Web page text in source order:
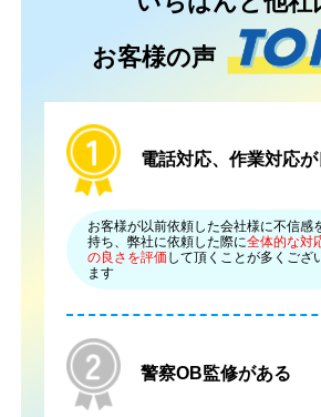
お客様の声
電話対応、作業対応
お客様が以前依頼した会社様に不信感
持ち、弊社に依頼した際に全体的な対
の良さを評価 して頂くことが多くござ
ます
警察OB監修がある